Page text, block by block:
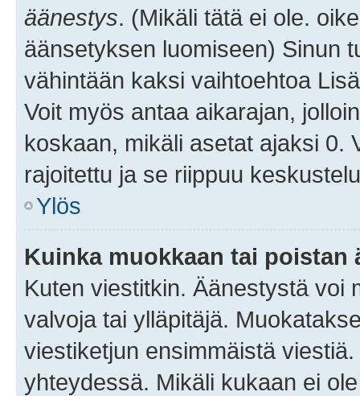
äänestys. (Mikäli tätä ei ole.
äänsetyksen luomiseen) Sinun
vähintään kaksi vaihtoehtoa
Voit myös antaa aikarajan,
koskaan, mikäli asetat ajaksi 0.
rajoitettu ja se riippuu
Ylös
Kuinka muokkaan tai poistan
Kuten viestitkin. Äänestystä voi
valvoja tai ylläpitäjä.
viestiketjun ensimmäistä
yhteydessä. Mikäli kukaan ei